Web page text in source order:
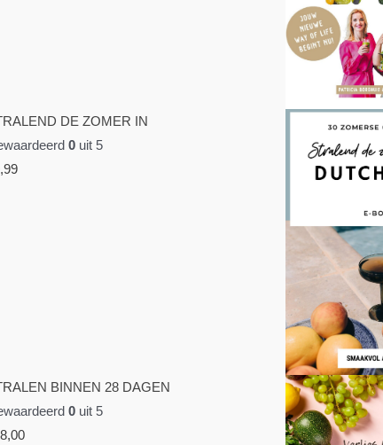
DE ZOMER IN
0 uit 5
BINNEN 28 DAGEN
0 uit 5